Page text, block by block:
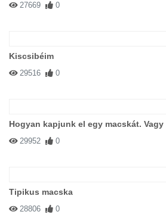
27669 0
Kiscsibéim
29516 0
Hogyan kapjunk el egy macskát.
29952 0
Tipikus macska
28806 0